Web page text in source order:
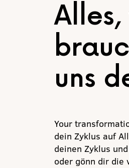
uns
Your
dein Zyklus auf
deinen Zyklus
oder gönn dir die